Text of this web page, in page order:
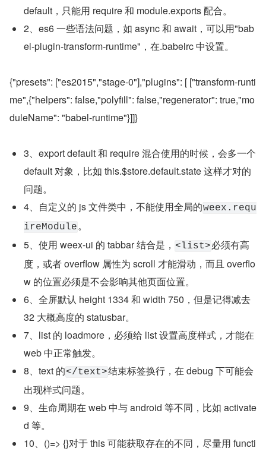
default，只能用 require 和 module.exports 配合。
2、es6 一些语法问题，如 async 和 await，可以用"bab
el-plugin-transform-runtime"，在.babelrc 中设置。
{"presets": ["es2015","stage-0"],"plugins": [ ["transform-runti
me",{"helpers": false,"polyfill": false,"regenerator": true,"mo
duleName": "babel-runtime"}]]}
3、export default 和 require 混合使用的时候，会多一个
default 对象，比如 this.$store.default.state 这样才对的
问题。
4、自定义的 js 文件类中，不能使用全局的weex.requ
ireModule。
5、使用 weex-ui 的 tabbar 结合是， <list>必须有高
度，或者 overflow 属性为 scroll 才能滑动，而且 overflo
w 的位置必须是不会影响其他页面位置。
6、全屏默认 height 1334 和 width 750，但是记得减去
32 大概高度的 statusbar。
7、list 的 loadmore，必须给 list 设置高度样式，才能在
web 中正常触发。
8、text 的</text>结束标签换行，在 debug 下可能会
出现样式问题。
9、生命周期在 web 中与 android 等不同，比如 activate
d 等。
10、()=> {}对于 this 可能获取存在的不同，尽量用 functi